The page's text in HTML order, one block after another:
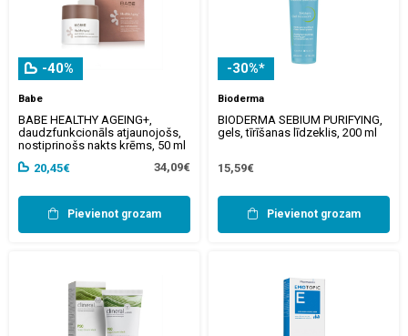
-40%
Babe
BABE HEALTHY AGEING+,
daudzfunkcionāls atjaunojošs,
nostiprinošs nakts krēms, 50 ml
20,45€
34,09€
Pievienot grozam
-30%*
Bioderma
BIODERMA SEBIUM PURIFYING,
gels, tīrīšanas līdzeklis, 200 ml
15,59€
Pievienot grozam